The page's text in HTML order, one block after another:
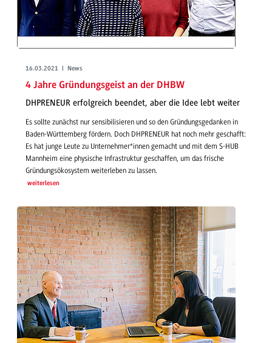
16.03.2021 | News
4 Jahre Gründungsgeist an der DHBW
DHPRENEUR erfolgreich beendet, aber die Idee lebt weiter
Es sollte zunächst nur sensibilisieren und so den Gründungsgedanken in
Baden-Württemberg fördern. Doch DHPRENEUR hat noch mehr geschafft:
Es hat junge Leute zu Unternehmer*innen gemacht und mit dem S-HUB
Mannheim eine physische Infrastruktur geschaffen, um das frische
Gründungsökosystem weiterleben zu lassen.
weiterlesen